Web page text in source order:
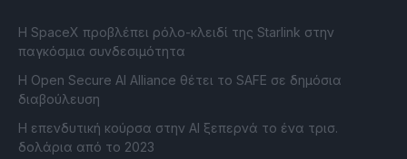
Η SpaceX προβλέπει ρόλο-κλειδί της Starlink στην
παγκόσμια συνδεσιμότητα
Η Open Secure AI Alliance θέτει το SAFE σε δημόσια
διαβούλευση
Η επενδυτική κούρσα στην AI ξεπερνά το ένα τρισ.
δολάρια από το 2023